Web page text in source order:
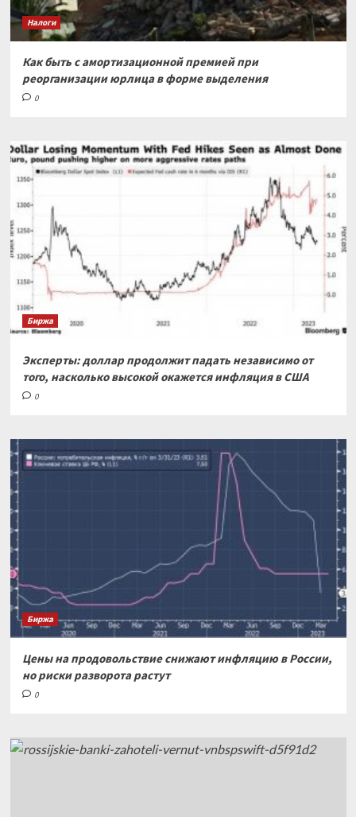
Налоги
Как быть с амортизационной премией при
реорганизации юрлица в форме выделения
0
Биржа
Эксперты: доллар продолжит падать независимо от
того, насколько высокой окажется инфляция в США
0
Биржа
Цены на продовольствие снижают инфляцию в России,
но риски разворота растут
0